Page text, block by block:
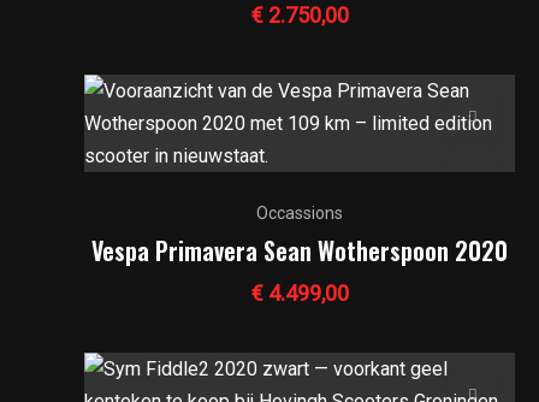
€2.750,00
Occassions
Vespa Primavera Sean Wotherspoon 2020
€4.499,00